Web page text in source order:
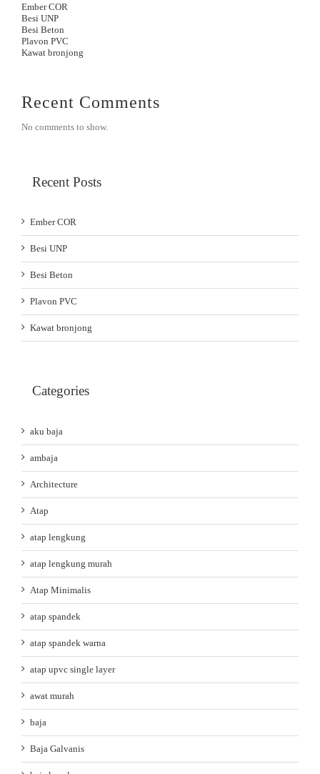
Ember COR
Besi UNP
Besi Beton
Plavon PVC
Kawat bronjong
Recent Comments
No comments to show.
Recent Posts
Ember COR
Besi UNP
Besi Beton
Plavon PVC
Kawat bronjong
Categories
aku baja
ambaja
Architecture
Atap
atap lengkung
atap lengkung murah
Atap Minimalis
atap spandek
atap spandek warna
atap upvc single layer
awat murah
baja
Baja Galvanis